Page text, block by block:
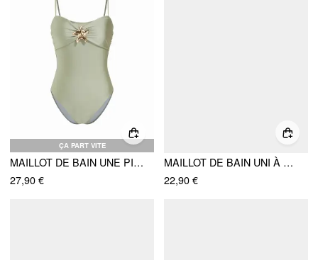
ÇA PART VITE
MAILLOT DE BAIN UNE PIÈCE AVEC DÉTAILS MÉTALLIQUES EN FORME D'ÉTOILE DE MER ET COL EN CŒUR
27,90 €
MAILLOT DE BAIN UNI À COL V AJUSTÉ ET HAUTE EXTENSIBILITÉ
22,90 €